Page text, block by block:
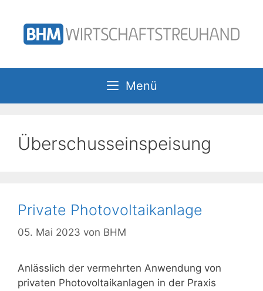
Inhalt
springen
Menü
Überschusseinspeisung
Private Photovoltaikanlage
05. Mai 2023 von BHM
Anlässlich der vermehrten Anwendung von
privaten Photovoltaikanlagen in der Praxis